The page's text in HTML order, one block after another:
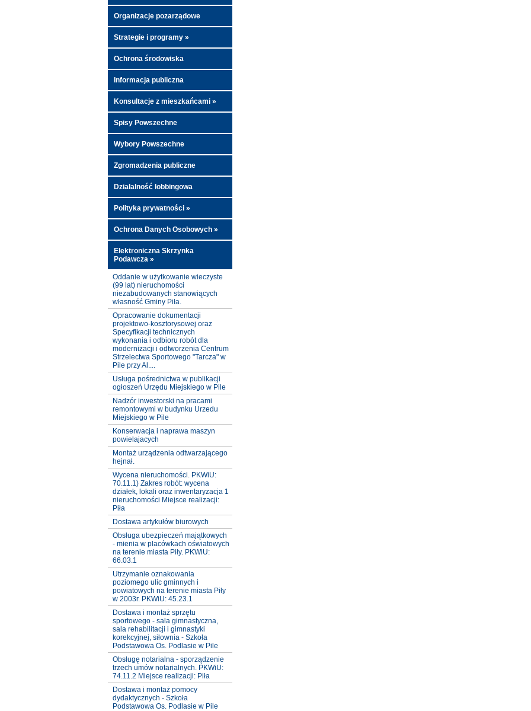
Organizacje pozarządowe
Strategie i programy »
Ochrona środowiska
Informacja publiczna
Konsultacje z mieszkańcami »
Spisy Powszechne
Wybory Powszechne
Zgromadzenia publiczne
Działalność lobbingowa
Polityka prywatności »
Ochrona Danych Osobowych »
Elektroniczna Skrzynka
Podawcza »
Oddanie w użytkowanie wieczyste
(99 lat) nieruchomości
niezabudowanych stanowiących
własność Gminy Piła.
Opracowanie dokumentacji
projektowo-kosztorysowej oraz
Specyfikacji technicznych
wykonania i odbioru robót dla
modernizacji i odtworzenia Centrum
Strzelectwa Sportowego "Tarcza" w
Pile przy Al....
Usługa pośrednictwa w publikacji
ogłoszeń Urzędu Miejskiego w Pile
Nadzór inwestorski na pracami
remontowymi w budynku Urzedu
Miejskiego w Pile
Konserwacja i naprawa maszyn
powielajacych
Montaż urządzenia odtwarzającego
hejnał.
Wycena nieruchomości. PKWiU:
70.11.1) Zakres robót: wycena
działek, lokali oraz inwentaryzacja 1
nieruchomości Miejsce realizacji:
Piła
Dostawa artykułów biurowych
Obsługa ubezpieczeń majątkowych
- mienia w placówkach oświatowych
na terenie miasta Piły. PKWiU:
66.03.1
Utrzymanie oznakowania
poziomego ulic gminnych i
powiatowych na terenie miasta Piły
w 2003r. PKWiU: 45.23.1
Dostawa i montaż sprzętu
sportowego - sala gimnastyczna,
sala rehabilitacji i gimnastyki
korekcyjnej, siłownia - Szkoła
Podstawowa Os. Podlasie w Pile
Obsługę notarialna - sporządzenie
trzech umów notarialnych. PKWiU:
74.11.2 Miejsce realizacji: Piła
Dostawa i montaż pomocy
dydaktycznych - Szkoła
Podstawowa Os. Podlasie w Pile